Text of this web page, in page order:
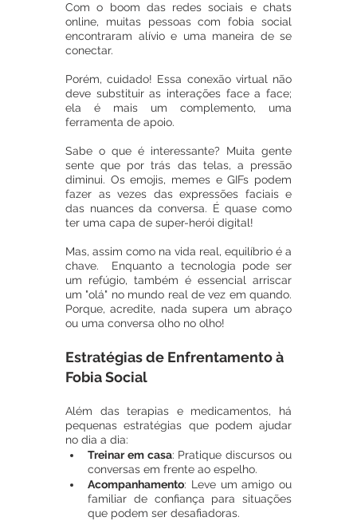
Com o boom das redes sociais e chats
online, muitas pessoas com fobia social
encontraram alívio e uma maneira de se
conectar.
Porém, cuidado! Essa conexão virtual não
deve substituir as interações face a face;
ela é mais um complemento, uma
ferramenta de apoio.
Sabe o que é interessante? Muita gente
sente que por trás das telas, a pressão
diminui. Os emojis, memes e GIFs podem
fazer as vezes das expressões faciais e
das nuances da conversa. É quase como
ter uma capa de super-herói digital!
Mas, assim como na vida real, equilíbrio é a
chave.  Enquanto a tecnologia pode ser
um refúgio, também é essencial arriscar
um "olá" no mundo real de vez em quando.
Porque, acredite, nada supera um abraço
ou uma conversa olho no olho!
Estratégias de Enfrentamento à
Fobia Social
Além das terapias e medicamentos, há
pequenas estratégias que podem ajudar
no dia a dia:
Treinar em casa: Pratique discursos ou
conversas em frente ao espelho.
Acompanhamento: Leve um amigo ou
familiar de confiança para situações
que podem ser desafiadoras.